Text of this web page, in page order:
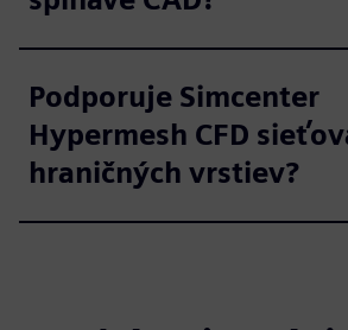
Podporuje Simcenter
Hypermesh CFD
hraničných vrstiev?